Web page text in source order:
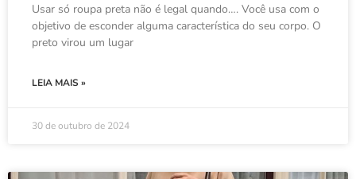
Usar só roupa preta não é legal quando…. Você usa com o
objetivo de esconder alguma característica do seu corpo. O
preto virou um lugar
LEIA MAIS »
30 de outubro de 2024